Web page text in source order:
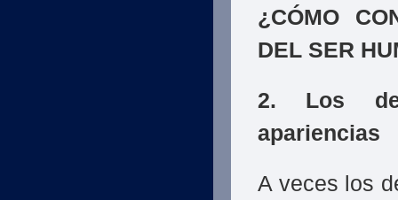
¿CÓMO
DEL SER
2. Los
apariencias
A veces los